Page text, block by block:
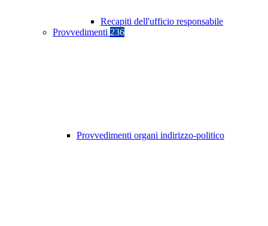
Recapiti dell'ufficio responsabile
Provvedimenti 236
Provvedimenti organi indirizzo-politico